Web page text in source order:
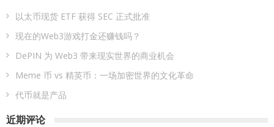
以太币现货 ETF 获得 SEC 正式批准
现在的Web3游戏打金还赚钱吗？
DePIN 为 Web3 带来现实世界的商业机会
Meme 币 vs 精英币：一场加密世界的文化革命
代币就是产品
近期评论